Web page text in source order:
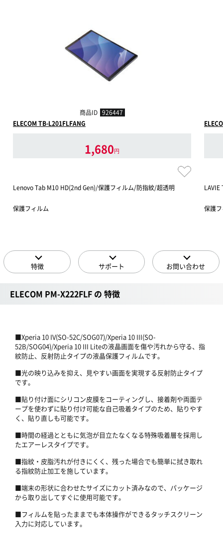
商品ID 926447
ELECOM TB-L201FLFANG
1,680円
Lenovo Tab M10 HD(2nd Gen)/保護フィルム/防指紋/超透明
保護フィルム 保護
特徴 サポート お問い合わせ
ELECOM PM-X222FLF の 特徴
■Xperia 10 IV(SO-52C/SOG07)/Xperia 10 III(SO-
52B/SOG04)/Xperia 10 III Liteの液晶画面を傷や汚れから守る、指
紋防止、反射防止タイプの液晶保護フィルムです。
■光の映り込みを抑え、見やすい画面を実現する反射防止タイプ
です。
■貼り付け面にシリコン皮膜をコーティングし、接着剤や両面テ
ープを使わずに貼り付け可能な自己吸着タイプのため、貼りやす
く、貼り直しも可能です。
■時間の経過とともに気泡が目立たなくなる特殊吸着層を採用し
たエアーレスタイプです。
■指紋・皮脂汚れが付きにくく、残った場合でも簡単に拭き取れ
る指紋防止加工を施しています。
■端末の形状に合わせたサイズにカット済みなので、パッケージ
から取り出してすぐに使用可能です。
■フィルムを貼ったままでも本体操作ができるタッチスクリーン
入力に対応しています。